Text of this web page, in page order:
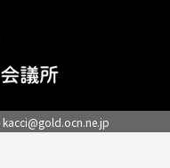
kacci@gold.ocn.ne.jp